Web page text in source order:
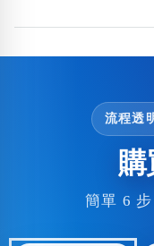
流程透
購
簡單 6